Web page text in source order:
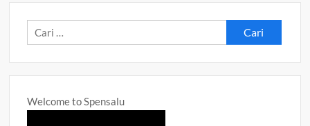
Cari
untuk:
Welcome to Spensalu